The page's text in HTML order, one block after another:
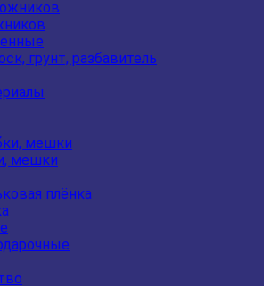
грунт, разбавитель
мешки
плёнка